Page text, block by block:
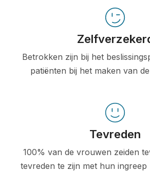
Betrokken zijn bij het
patiënten bij het maken van
Tevreden
100% van de vrouwen zeiden
tevreden te zijn met hun